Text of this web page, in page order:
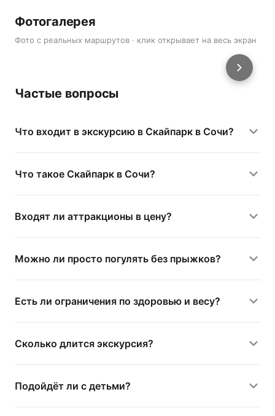
Фотогалерея
Фото с реальных маршрутов · клик открывает на весь экран
Частые вопросы
Что входит в экскурсию в Скайпарк в Сочи?
Что такое Скайпарк в Сочи?
Входят ли аттракционы в цену?
Можно ли просто погулять без прыжков?
Есть ли ограничения по здоровью и весу?
Сколько длится экскурсия?
Подойдёт ли с детьми?